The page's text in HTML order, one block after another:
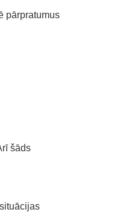
pārpratumus
šāds